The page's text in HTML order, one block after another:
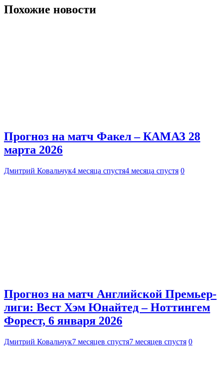
Похожие новости
Прогноз на матч Факел – КАМАЗ 28
марта 2026
Дмитрий Ковальчук4 месяца спустя4 месяца спустя 0
Прогноз на матч Английской Премьер-
лиги: Вест Хэм Юнайтед – Ноттингем
Форест, 6 января 2026
Дмитрий Ковальчук7 месяцев спустя7 месяцев спустя 0